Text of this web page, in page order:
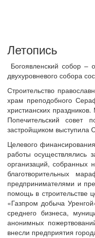
Летопись
Богоявленский собор –
двухуровневого собора
Строительство
храм преподобного
христианских
Попечительский совет
застройщиком выступила
Целевого
работы осуществлялись
организаций,
благотворительных
предпринимателями и
помощь в строительстве
«Газпром добыча
среднего бизнеса,
анонимных
внесли предприятия